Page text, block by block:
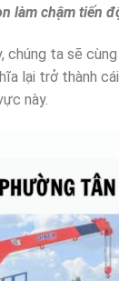
làm chậm tiến
chúng ta sẽ
lại trở thành
này.